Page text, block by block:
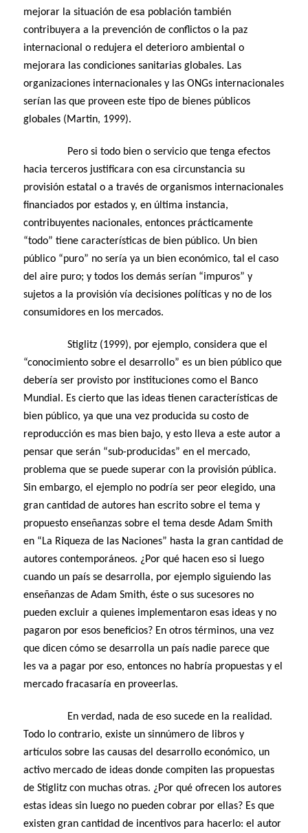
mejorar la situación de esa población también
contribuyera a la prevención de conflictos o la paz
internacional o redujera el deterioro ambiental o
mejorara las condiciones sanitarias globales. Las
organizaciones internacionales y las ONGs internacionales
serían las que proveen este tipo de bienes públicos
globales (Martin, 1999).
Pero si todo bien o servicio que tenga efectos
hacia terceros justificara con esa circunstancia su
provisión estatal o a través de organismos internacionales
financiados por estados y, en última instancia,
contribuyentes nacionales, entonces prácticamente
“todo” tiene características de bien público. Un bien
público “puro” no sería ya un bien económico, tal el caso
del aire puro; y todos los demás serían “impuros” y
sujetos a la provisión vía decisiones políticas y no de los
consumidores en los mercados.
Stiglitz (1999), por ejemplo, considera que el
“conocimiento sobre el desarrollo” es un bien público que
debería ser provisto por instituciones como el Banco
Mundial. Es cierto que las ideas tienen características de
bien público, ya que una vez producida su costo de
reproducción es mas bien bajo, y esto lleva a este autor a
pensar que serán “sub-producidas” en el mercado,
problema que se puede superar con la provisión pública.
Sin embargo, el ejemplo no podría ser peor elegido, una
gran cantidad de autores han escrito sobre el tema y
propuesto enseñanzas sobre el tema desde Adam Smith
en “La Riqueza de las Naciones” hasta la gran cantidad de
autores contemporáneos. ¿Por qué hacen eso si luego
cuando un país se desarrolla, por ejemplo siguiendo las
enseñanzas de Adam Smith, éste o sus sucesores no
pueden excluir a quienes implementaron esas ideas y no
pagaron por esos beneficios? En otros términos, una vez
que dicen cómo se desarrolla un país nadie parece que
les va a pagar por eso, entonces no habría propuestas y el
mercado fracasaría en proveerlas.
En verdad, nada de eso sucede en la realidad.
Todo lo contrario, existe un sinnúmero de libros y
artículos sobre las causas del desarrollo económico, un
activo mercado de ideas donde compiten las propuestas
de Stiglitz con muchas otras. ¿Por qué ofrecen los autores
estas ideas sin luego no pueden cobrar por ellas? Es que
existen gran cantidad de incentivos para hacerlo: el autor